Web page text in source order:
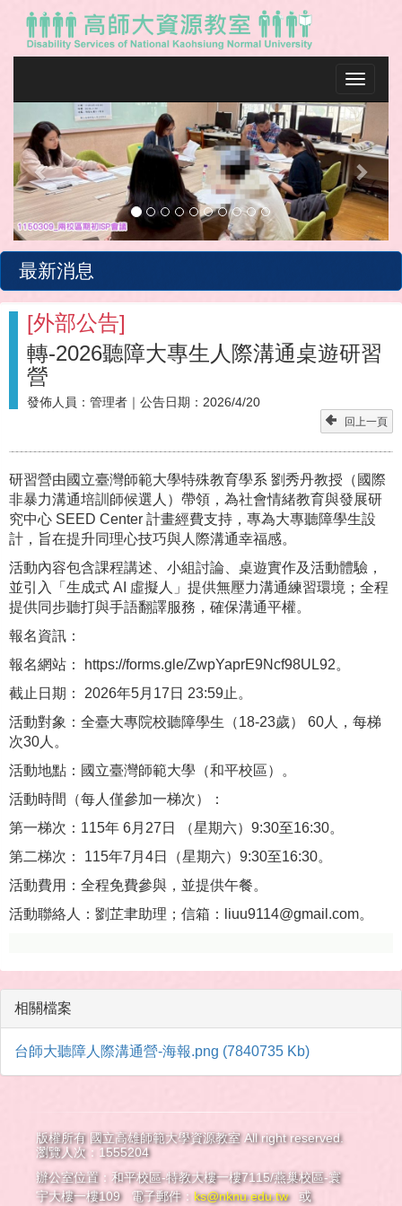
Toggle
Previous Next
最新消息
[外部公告]
轉-2026聽障大專生人際溝通桌遊研習
營
發佈人員： 管理者 ｜公告日期： 2026/4/20
回上一頁
研習營由國立臺灣師範大學特殊教育學系 劉秀丹教授（國際
非暴力溝通培訓師候選人）帶領，為社會情緒教育與發展研
究中心 SEED Center 計畫經費支持，專為大專聽障學生設
計，旨在提升同理心技巧與人際溝通幸福感。
活動內容包含課程講述、小組討論、桌遊實作及活動體驗，
並引入「生成式 AI 虛擬人」提供無壓力溝通練習環境；全程
提供同步聽打與手語翻譯服務，確保溝通平權。
報名資訊：
報名網站： https://forms.gle/ZwpYaprE9Ncf98UL92。
截止日期： 2026年5月17日 23:59止。
活動對象：全臺大專院校聽障學生（18-23歲） 60人，每梯
次30人。
活動地點：國立臺灣師範大學（和平校區）。
活動時間（每人僅參加一梯次）：
第一梯次：115年 6月27日 （星期六）9:30至16:30。
第二梯次： 115年7月4日（星期六）9:30至16:30。
活動費用：全程免費參與，並提供午餐。
活動聯絡人：劉芷聿助理；信箱：liuu9114@gmail.com。
相關檔案
台師大聽障人際溝通營-海報.png (7840735 Kb)
版權所有 國立高雄師範大學資源教室 All right reserved.
瀏覽人次：1555204
辦公室位置：和平校區-特教大樓一樓7115/燕巢校區-寰
宇大樓一樓109 電子郵件： ks@nknu.edu.tw 或